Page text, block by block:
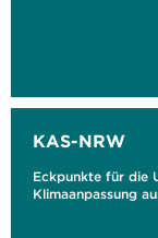
KAS-NRW
Eckpunkte für die
Klimaanpassung